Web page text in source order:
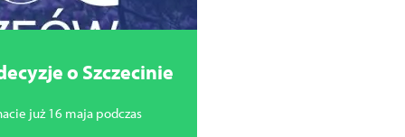
o Szczecinie
już 16 maja podczas